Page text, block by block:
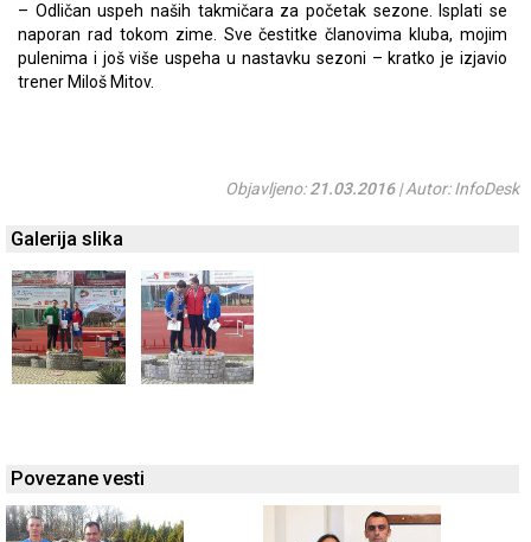
– Odličan uspeh naših takmičara za početak sezone. Isplati se
naporan rad tokom zime. Sve čestitke članovima kluba, mojim
pulenima i još više uspeha u nastavku sezoni – kratko je izjavio
trener Miloš Mitov.
Objavljeno:21.03.2016| Autor: InfoDesk
Galerija slika
Povezane vesti